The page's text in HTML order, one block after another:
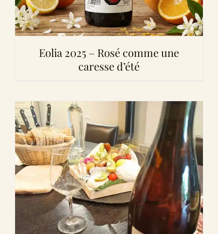
Eolia 2025 – Rosé comme une
caresse d’été